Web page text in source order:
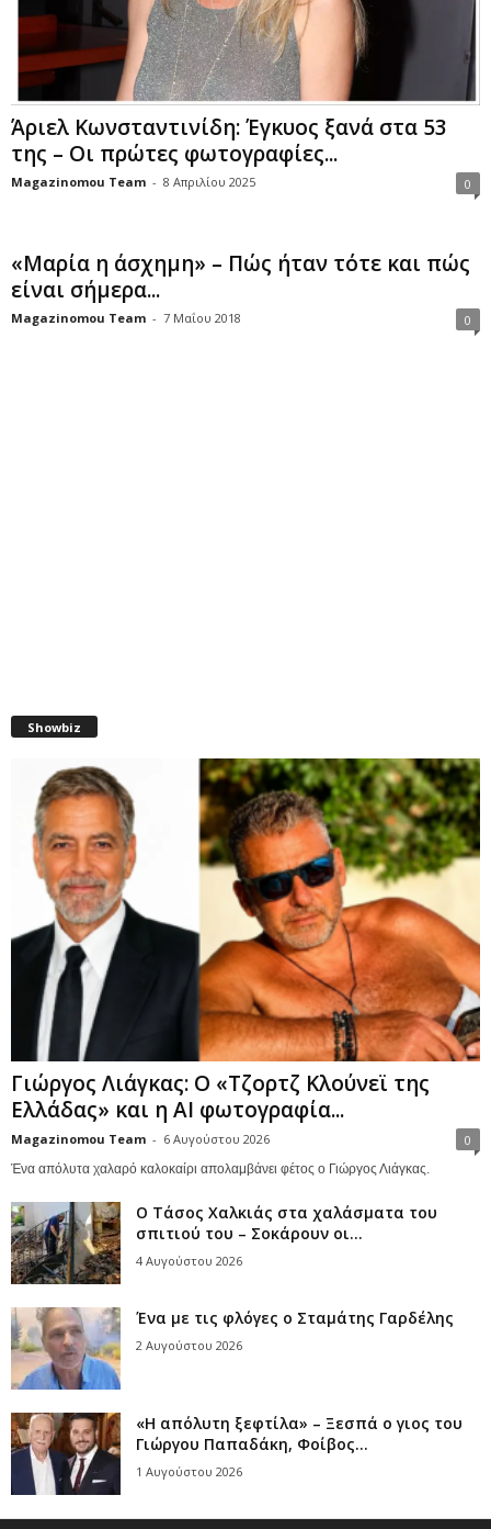
Άριελ Κωνσταντινίδη: Έγκυος ξανά στα 53
της – Οι πρώτες φωτογραφίες...
Magazinomou Team - 8 Απριλίου 2025 0
«Μαρία η άσχημη» – Πώς ήταν τότε και πώς
είναι σήμερα...
Magazinomou Team - 7 Μαΐου 2018 0
Showbiz
Γιώργος Λιάγκας: Ο «Τζορτζ Κλούνεϊ της
Ελλάδας» και η AI φωτογραφία...
Magazinomou Team - 6 Αυγούστου 2026 0
Ένα απόλυτα χαλαρό καλοκαίρι απολαμβάνει φέτος ο Γιώργος Λιάγκας.
Ο Τάσος Χαλκιάς στα χαλάσματα του
σπιτιού του – Σοκάρουν οι...
4 Αυγούστου 2026
Ένα με τις φλόγες ο Σταμάτης Γαρδέλης
2 Αυγούστου 2026
«Η απόλυτη ξεφτίλα» – Ξεσπά ο γιος του
Γιώργου Παπαδάκη, Φοίβος...
1 Αυγούστου 2026